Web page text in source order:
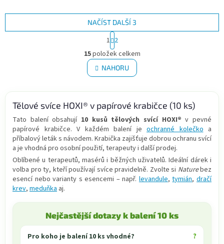
obohaceny o...
relaxaci a uvolnění....
O
v
l
á
c
í
p
r
v
k
y
v
ý
i
u
NAČÍST DALŠÍ 3
S
t
r
á
n
k
v
á
n
í
1 2
15položek celkem
NAHORU
Tělové svíce HOXI® v papírové krabičce (10 ks)
Tato balení obsahují 10 kusů tělových svící HOXI® v pevné
papírové krabičce. V každém balení je ochranné kolečko a
příbalový leták s návodem. Krabička zajišťuje dobrou ochranu svící
a je vhodná pro osobní použití, terapeuty i další prodej.
Oblíbené u terapeutů, masérů i běžných uživatelů. Ideální dárek i
volba pro ty, kteří používají svíce pravidelně. Zvolte si Naturebez
esencí nebo varianty s esencemi – např.levandule,tymián,dračí
krev, meduňka aj.
Nejčastější dotazy k balení 10 ks
Pro koho je balení 10 ks vhodné?